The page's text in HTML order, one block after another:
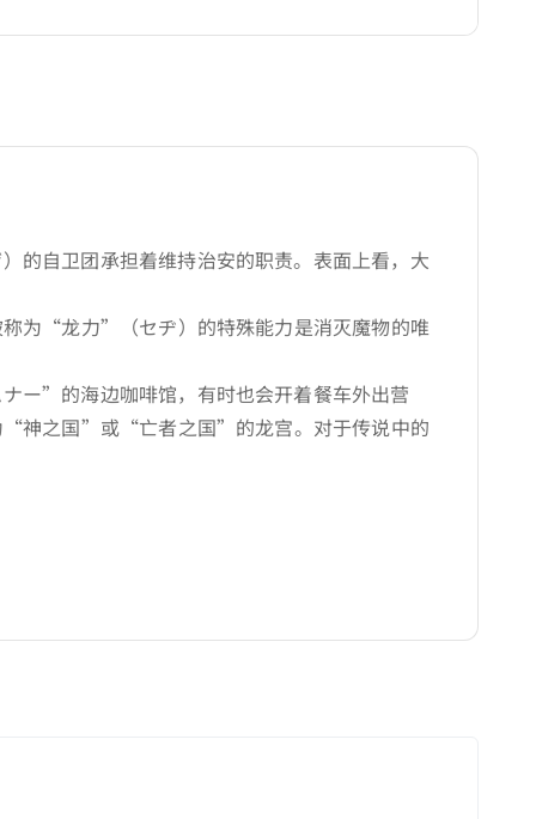
自卫团承担着维持治安的职责。表面上看，大
为“龙力”（セヂ）的特殊能力是消灭魔物的唯
ー”的海边咖啡馆，有时也会开着餐车外出营
“神之国”或“亡者之国”的龙宫。对于传说中的